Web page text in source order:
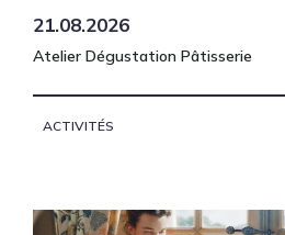
21.08.2026
Atelier Dégustation Pâtisserie
ACTIVITÉS